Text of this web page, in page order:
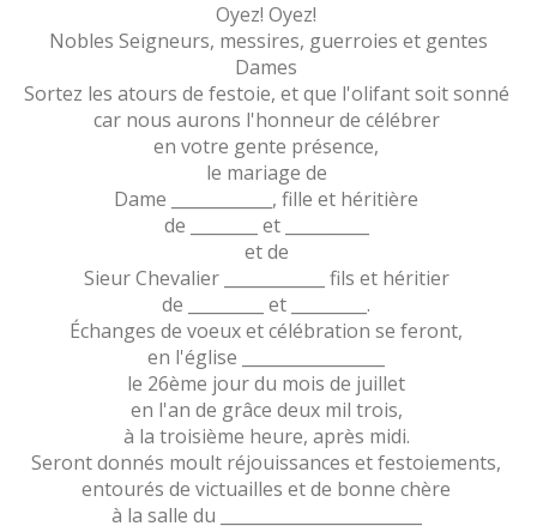
Oyez! Oyez!
Nobles Seigneurs, messires, guerroies et gentes
Dames
Sortez les atours de festoie, et que l'olifant soit sonné
car nous aurons l'honneur de célébrer
en votre gente présence,
le mariage de
Dame ____________, fille et héritière
de ________ et __________
et de
Sieur Chevalier ____________ fils et héritier
de _________ et _________.
Échanges de voeux et célébration se feront,
en l'église _________________
le 26ème jour du mois de juillet
en l'an de grâce deux mil trois,
à la troisième heure, après midi.
Seront donnés moult réjouissances et festoiements,
entourés de victuailles et de bonne chère
à la salle du ________________________